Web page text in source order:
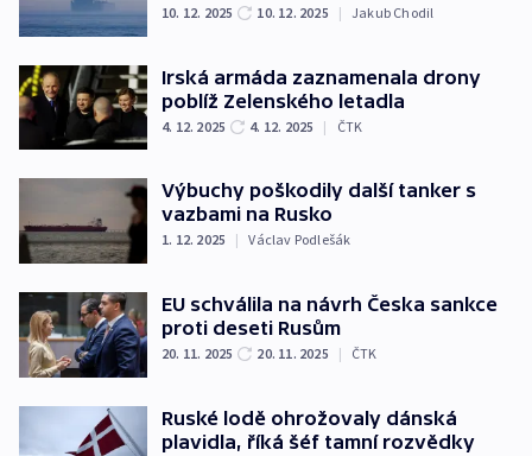
10. 12. 2025 10. 12. 2025 | Jakub Chodil
Irská armáda zaznamenala drony
poblíž Zelenského letadla
4. 12. 2025 4. 12. 2025 | ČTK
Výbuchy poškodily další tanker s
vazbami na Rusko
1. 12. 2025 | Václav Podlešák
EU schválila na návrh Česka sankce
proti deseti Rusům
20. 11. 2025 20. 11. 2025 | ČTK
Ruské lodě ohrožovaly dánská
plavidla, říká šéf tamní rozvědky